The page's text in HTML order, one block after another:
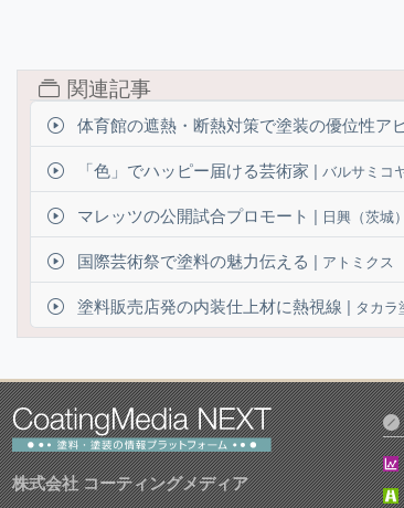
関連記事
体育館の遮熱・断熱対策で塗装の優位性ア
「色」でハッピー届ける芸術家 | バルサミコ
マレッツの公開試合プロモート | 日興（茨城）
国際芸術祭で塗料の魅力伝える | アトミクス
塗料販売店発の内装仕上材に熱視線 | タカラ
株式会社 コーティングメディア